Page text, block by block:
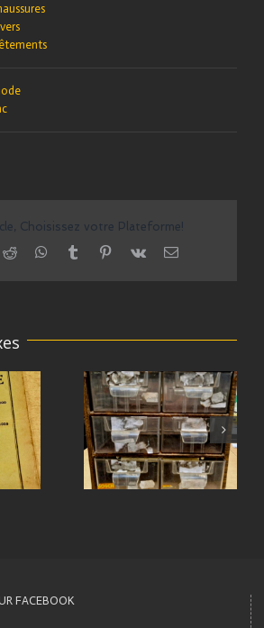
Choisissez votre Plateforme!
reddit whatsapptumblr pinterest
vk Email
FACEBOOK